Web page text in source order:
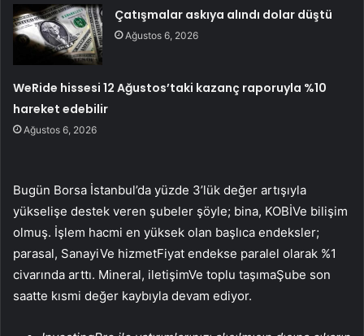
Çatışmalar askıya alındı dolar düştü
Ağustos 6, 2026
WeRide hissesi 12 Ağustos’taki kazanç raporuyla %10
hareket edebilir
Ağustos 6, 2026
Bugün Borsa İstanbul’da yüzde 3’lük değer artışıyla
yükselişe destek veren şubeler şöyle; bina, KOBİVe bilişim
olmuş. İşlem hacmi en yüksek olan başlıca endeksler;
parasal, SanayiVe hizmetFiyat endekse paralel olarak %1
civarında arttı. Mineral, iletişimVe toplu taşımaŞube son
saatte kısmi değer kaybıyla devam ediyor.